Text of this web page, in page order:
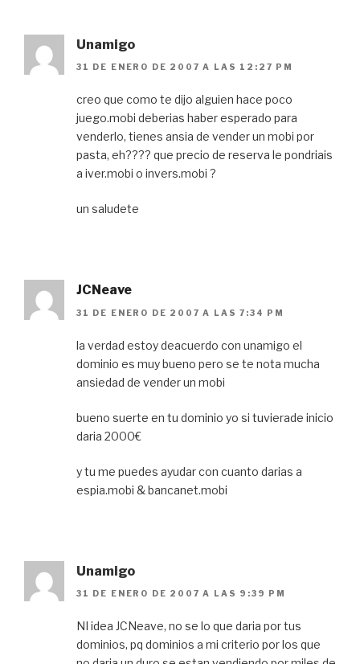
Unamigo
31 DE ENERO DE 2007 A LAS 12:27 PM
creo que como te dijo alguien hace poco
juego.mobi deberias haber esperado para
venderlo, tienes ansia de vender un mobi por
pasta, eh???? que precio de reserva le pondriais
a iver.mobi o invers.mobi ?
un saludete
JCNeave
31 DE ENERO DE 2007 A LAS 7:34 PM
la verdad estoy deacuerdo con unamigo el
dominio es muy bueno pero se te nota mucha
ansiedad de vender un mobi
bueno suerte en tu dominio yo si tuvierade inicio
daria 2000€
y tu me puedes ayudar con cuanto darias a
espia.mobi & bancanet.mobi
Unamigo
31 DE ENERO DE 2007 A LAS 9:39 PM
NI idea JCNeave, no se lo que daria por tus
dominios, pq dominios a mi criterio por los que